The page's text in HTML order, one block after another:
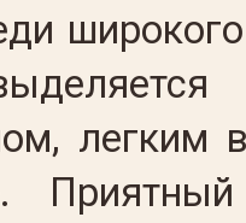
легким